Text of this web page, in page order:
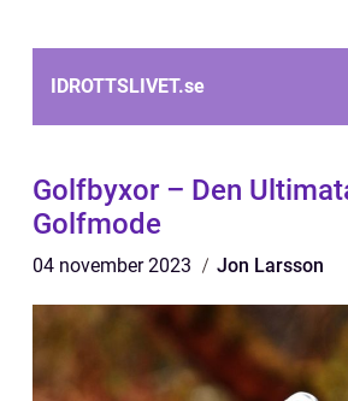
IDROTTSLIVET.se
Golfbyxor – Den
Golfmode
04 november 2023 Jon Larsson